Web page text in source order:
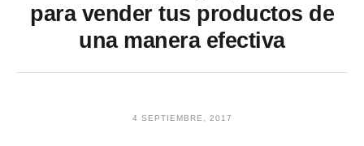
para vender tus productos de
una manera efectiva
4 SEPTIEMBRE, 2017